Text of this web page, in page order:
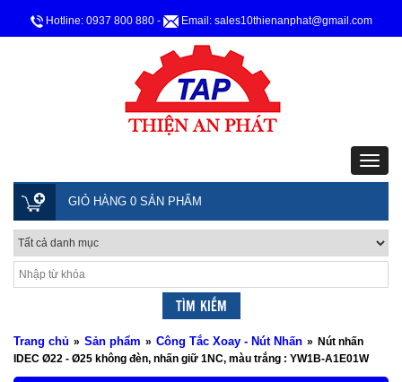
Hotline: 0937 800 880 - Email: sales10thienanphat@gmail.com
GIỎ HÀNG 0 SẢN PHẨM
Trang chủ » Sản phẩm » Công Tắc Xoay - Nút Nhấn » Nút nhấn
IDEC Ø22 - Ø25 không đèn, nhấn giữ 1NC, màu trắng : YW1B-A1E01W